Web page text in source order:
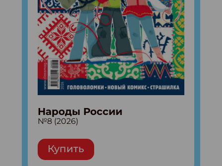
Народы России
№8 (2026)
Купить